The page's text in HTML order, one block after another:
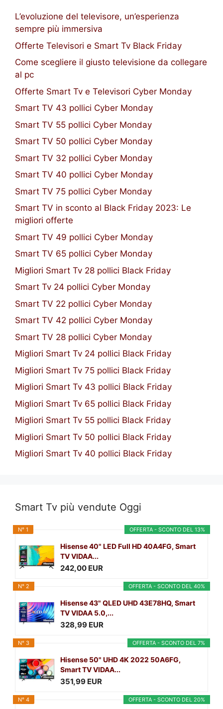
L’evoluzione del televisore, un’esperienza
sempre più immersiva
Offerte Televisori e Smart Tv Black Friday
Come scegliere il giusto televisione da collegare
al pc
Offerte Smart Tv e Televisori Cyber Monday
Smart TV 43 pollici Cyber Monday
Smart TV 55 pollici Cyber Monday
Smart TV 50 pollici Cyber Monday
Smart TV 32 pollici Cyber Monday
Smart TV 40 pollici Cyber Monday
Smart TV 75 pollici Cyber Monday
Smart TV in sconto al Black Friday 2023: Le
migliori offerte
Smart TV 49 pollici Cyber Monday
Smart TV 65 pollici Cyber Monday
Migliori Smart Tv 28 pollici Black Friday
Smart Tv 24 pollici Cyber Monday
Smart TV 22 pollici Cyber Monday
Smart TV 42 pollici Cyber Monday
Smart TV 28 pollici Cyber Monday
Migliori Smart Tv 24 pollici Black Friday
Migliori Smart Tv 75 pollici Black Friday
Migliori Smart Tv 43 pollici Black Friday
Migliori Smart Tv 65 pollici Black Friday
Migliori Smart Tv 55 pollici Black Friday
Migliori Smart Tv 50 pollici Black Friday
Migliori Smart Tv 40 pollici Black Friday
Smart Tv più vendute Oggi
OFFERTA - SCONTO DEL 13%
N° 1
Hisense 40" LED Full HD 40A4FG, Smart
TV VIDAA...
242,00 EUR
OFFERTA - SCONTO DEL 40%
N° 2
Hisense 43" QLED UHD 43E78HQ, Smart
TV VIDAA 5.0,...
328,99 EUR
OFFERTA - SCONTO DEL 7%
N° 3
Hisense 50" UHD 4K 2022 50A6FG,
Smart TV VIDAA...
351,99 EUR
OFFERTA - SCONTO DEL 20%
N° 4